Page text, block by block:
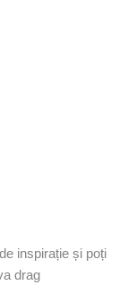
inspirație și poți
drag